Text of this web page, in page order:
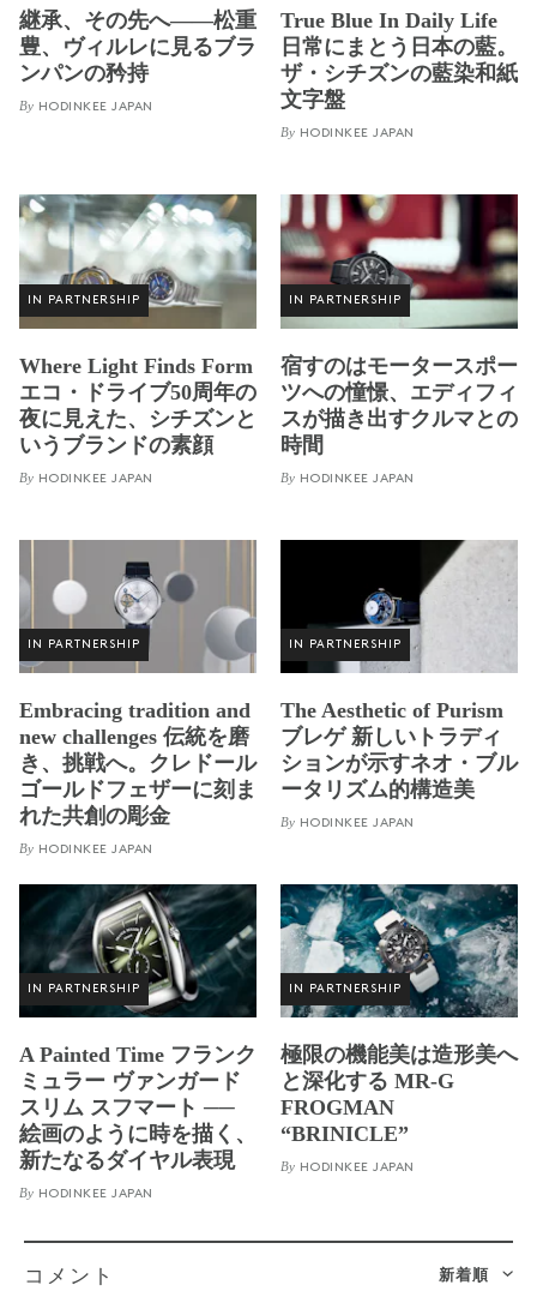
継承、その先へ——松重
豊、ヴィルレに見るブラ
ンパンの矜持
By HODINKEE JAPAN
True Blue In Daily Life
日常にまとう日本の藍。
ザ・シチズンの藍染和紙
文字盤
By HODINKEE JAPAN
IN PARTNERSHIP
Where Light Finds Form
エコ・ドライブ50周年の
夜に見えた、シチズンと
いうブランドの素顔
By HODINKEE JAPAN
IN PARTNERSHIP
宿すのはモータースポー
ツへの憧憬、エディフィ
スが描き出すクルマとの
時間
By HODINKEE JAPAN
IN PARTNERSHIP
Embracing tradition and
new challenges 伝統を磨
き、挑戦へ。クレドール
ゴールドフェザーに刻ま
れた共創の彫金
By HODINKEE JAPAN
IN PARTNERSHIP
The Aesthetic of Purism
ブレゲ 新しいトラディ
ションが示すネオ・ブル
ータリズム的構造美
By HODINKEE JAPAN
IN PARTNERSHIP
A Painted Time フランク
ミュラー ヴァンガード
スリム スフマート ──
絵画のように時を描く、
新たなるダイヤル表現
By HODINKEE JAPAN
IN PARTNERSHIP
極限の機能美は造形美へ
と深化する MR-G
FROGMAN
“BRINICLE”
By HODINKEE JAPAN
新着順
コメント